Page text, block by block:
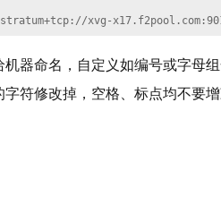
xvg-
器命名，自定义如编号或字母
符修改掉，空格、标点均不要增